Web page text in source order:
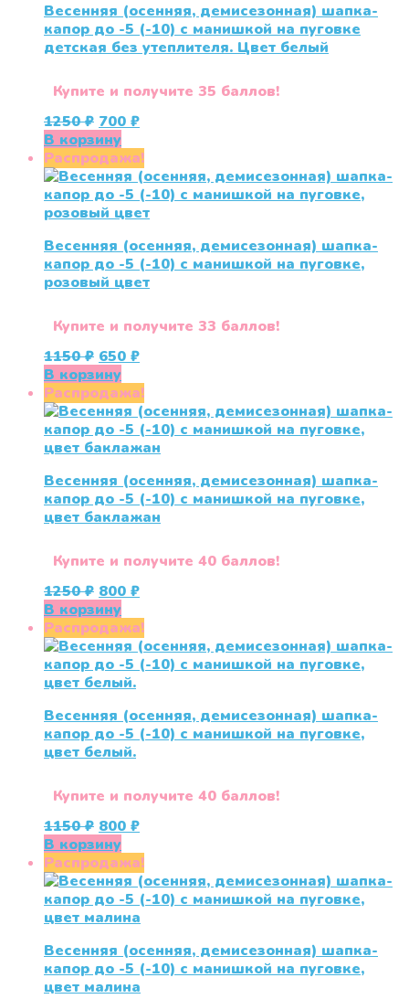
Весенняя (осенняя, демисезонная) шапка-
капор до -5 (-10) с манишкой на пуговке
детская без утеплителя. Цвет белый
Купите и получите 35 баллов!
1250₽ Первоначальная
цена
составляла
1250 ₽.
700 ₽Текущая
700 ₽.
В корзину
Распродажа!
Весенняя (осенняя, демисезонная) шапка-
капор до -5 (-10) с манишкой на пуговке,
розовый цвет
Купите и получите 33 баллов!
1150₽ Первоначальная
цена
составляла
1150 ₽.
650 ₽Текущая
650 ₽.
В корзину
Распродажа!
Весенняя (осенняя, демисезонная) шапка-
капор до -5 (-10) с манишкой на пуговке,
цвет баклажан
Купите и получите 40 баллов!
1250₽ Первоначальная
цена
составляла
1250 ₽.
800 ₽Текущая
800 ₽.
В корзину
Распродажа!
Весенняя (осенняя, демисезонная) шапка-
капор до -5 (-10) с манишкой на пуговке,
цвет белый.
Купите и получите 40 баллов!
1150₽ Первоначальная
цена
составляла
1150 ₽.
800 ₽Текущая
800 ₽.
В корзину
Распродажа!
Весенняя (осенняя, демисезонная) шапка-
капор до -5 (-10) с манишкой на пуговке,
цвет малина